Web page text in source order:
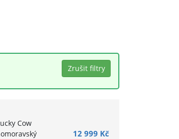
Cow
12 999 Kč